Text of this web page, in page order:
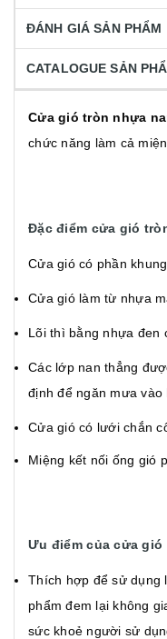
ĐÁNH GIÁ SẢN PHẨM
CATALOGUE SẢN
Cửa gió tròn nhựa
chức năng làm cả
Đặc điểm cửa gió
Cửa gió có phần
Cửa gió làm từ nhựa
Lõi thì bằng nhựa đen
Các lớp nan thẳng
định để ngăn mưa
Cửa gió có lưới chắn
Miệng kết nối ống gió
Ưu điểm của cửa
Thích hợp để sử dụng
phẩm đem lại không
sức khoẻ người sử